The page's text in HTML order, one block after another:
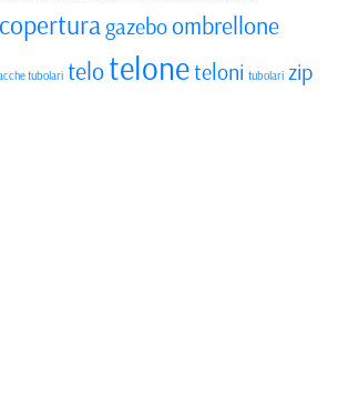
copertura gazeboombrellone
tubolari teloteloneteloni tubolari zip